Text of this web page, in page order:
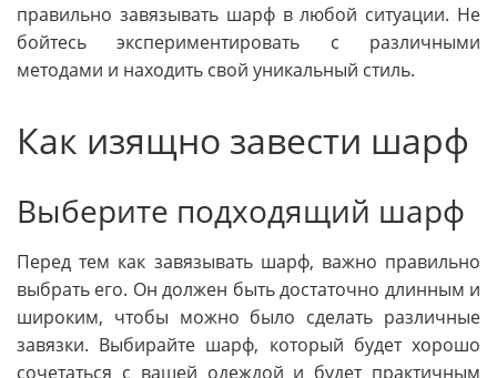
правильно завязывать шарф в любой ситуации. Не
бойтесь экспериментировать с различными
методами и находить свой уникальный стиль.
Как изящно завести шарф
Выберите подходящий шарф
Перед тем как завязывать шарф, важно правильно
выбрать его. Он должен быть достаточно длинным и
широким, чтобы можно было сделать различные
завязки. Выбирайте шарф, который будет хорошо
сочетаться с вашей одеждой и будет практичным